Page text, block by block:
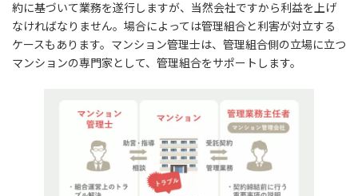
約に基づいて業務を遂行しますが、当然会社ですから利益を上げ
なければなりません。場合によっては管理組合と利害が対立する
ケースもあります。マンション管理士は、管理組合側の立場に立つ
マンションの専門家として、管理組合をサポートします。